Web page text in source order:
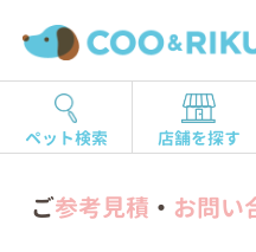
ペット検索 店舗を探す
ご参考見積 ・ お問い